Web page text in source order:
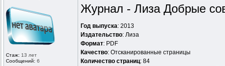
Стаж: 13 лет
Сообщений: 6
Журнал - Лиза Добрые
Год выпуска: 2013
Издательство: Лиза
Формат: PDF
Качество: Отсканированные страницы
Количество страниц: 84